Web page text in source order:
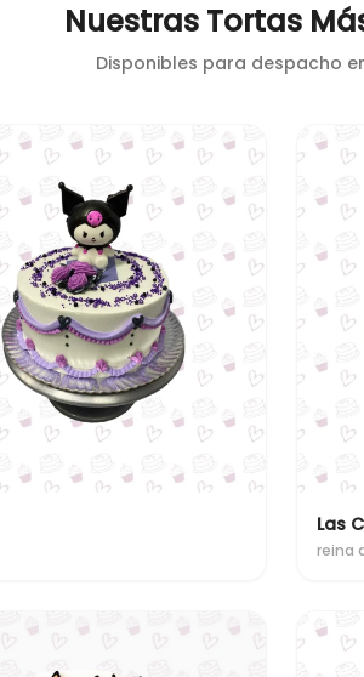
Nuestras Tortas
Disponibles para despacho
Las
reina